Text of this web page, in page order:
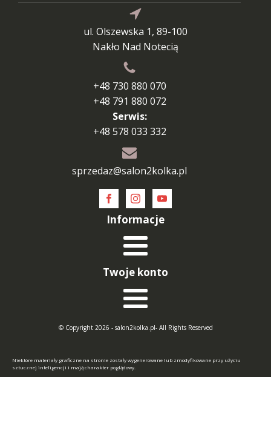
ul. Olszewska 1, 89-100
Nakło Nad Notecią
+48 730 880 070
+48 791 880 072
Serwis:
+48 578 033 332
sprzedaz@salon2kolka.pl
Informacje
Twoje konto
© Copyright 2026 - salon2kolka.pl- All Rights Reserved
Niektóre materiały graficzne na stronie zostały wygenerowane lub zmodyfikowane przy użyciu
sztucznej inteligencji i mają charakter poglądowy.